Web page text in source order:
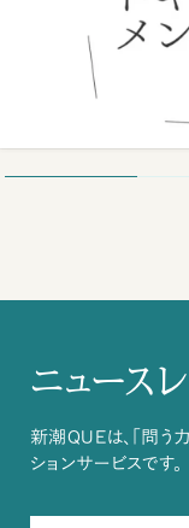
ニュース
新潮QUEは、「問う
ションサービスです。